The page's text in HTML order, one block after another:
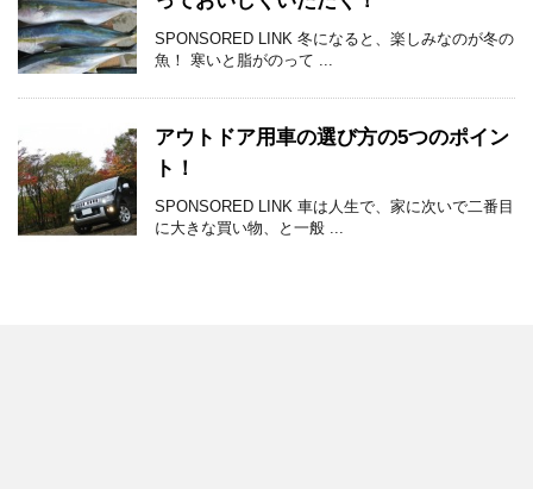
SPONSORED LINK 冬になると、楽しみなのが冬の
魚！ 寒いと脂がのって ...
アウトドア用車の選び方の5つのポイン
ト！
SPONSORED LINK 車は人生で、家に次いで二番目
に大きな買い物、と一般 ...